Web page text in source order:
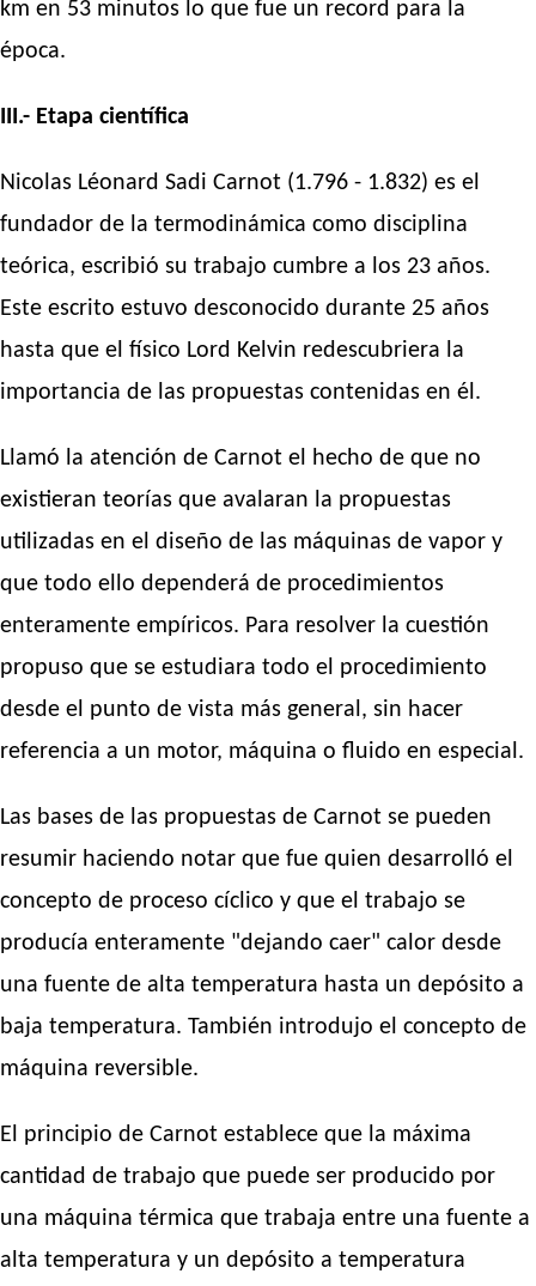
km en 53 minutos lo que fue un record para la
época.
III.- Etapa científica
Nicolas Léonard Sadi Carnot (1.796 - 1.832) es el
fundador de la termodinámica como disciplina
teórica, escribió su trabajo cumbre a los 23 años.
Este escrito estuvo desconocido durante 25 años
hasta que el físico Lord Kelvin redescubriera la
importancia de las propuestas contenidas en él.
Llamó la atención de Carnot el hecho de que no
existieran teorías que avalaran la propuestas
utilizadas en el diseño de las máquinas de vapor y
que todo ello dependerá de procedimientos
enteramente empíricos. Para resolver la cuestión
propuso que se estudiara todo el procedimiento
desde el punto de vista más general, sin hacer
referencia a un motor, máquina o fluido en especial.
Las bases de las propuestas de Carnot se pueden
resumir haciendo notar que fue quien desarrolló el
concepto de proceso cíclico y que el trabajo se
producía enteramente "dejando caer" calor desde
una fuente de alta temperatura hasta un depósito a
baja temperatura. También introdujo el concepto de
máquina reversible.
El principio de Carnot establece que la máxima
cantidad de trabajo que puede ser producido por
una máquina térmica que trabaja entre una fuente a
alta temperatura y un depósito a temperatura